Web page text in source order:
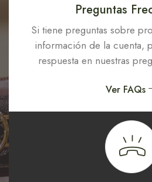
Preguntas
Si tiene preguntas sobre
información de la cuenta,
respuesta en nuestras
Ver FAQs